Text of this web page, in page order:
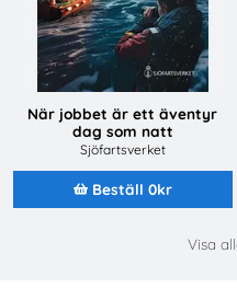
När jobbet är ett äventyr
dag som natt
Sjöfartsverket
Beställ 0kr
Visa